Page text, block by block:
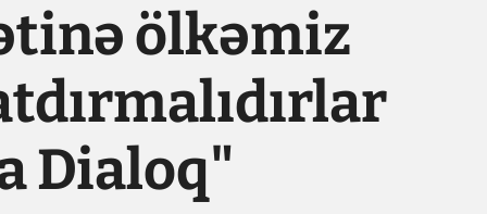
ölkəmiz
Dialoq"